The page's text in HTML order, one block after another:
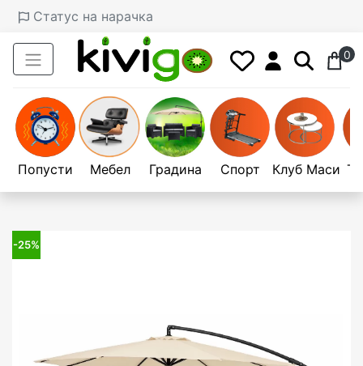
Статус на нарачка
0
Попусти Мебел Градина Спорт Клуб Маси
-25%